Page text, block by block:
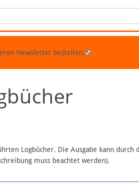
Newsletter bestellen.
Logbücher. Die Ausgabe kann durch
muss beachtet werden).